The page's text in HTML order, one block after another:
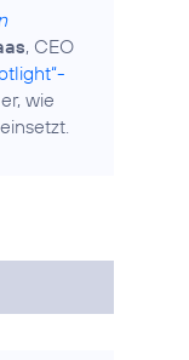
, CEO
wie